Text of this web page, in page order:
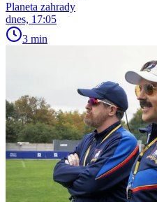
Planeta zahrady
dnes, 17:05
3 min